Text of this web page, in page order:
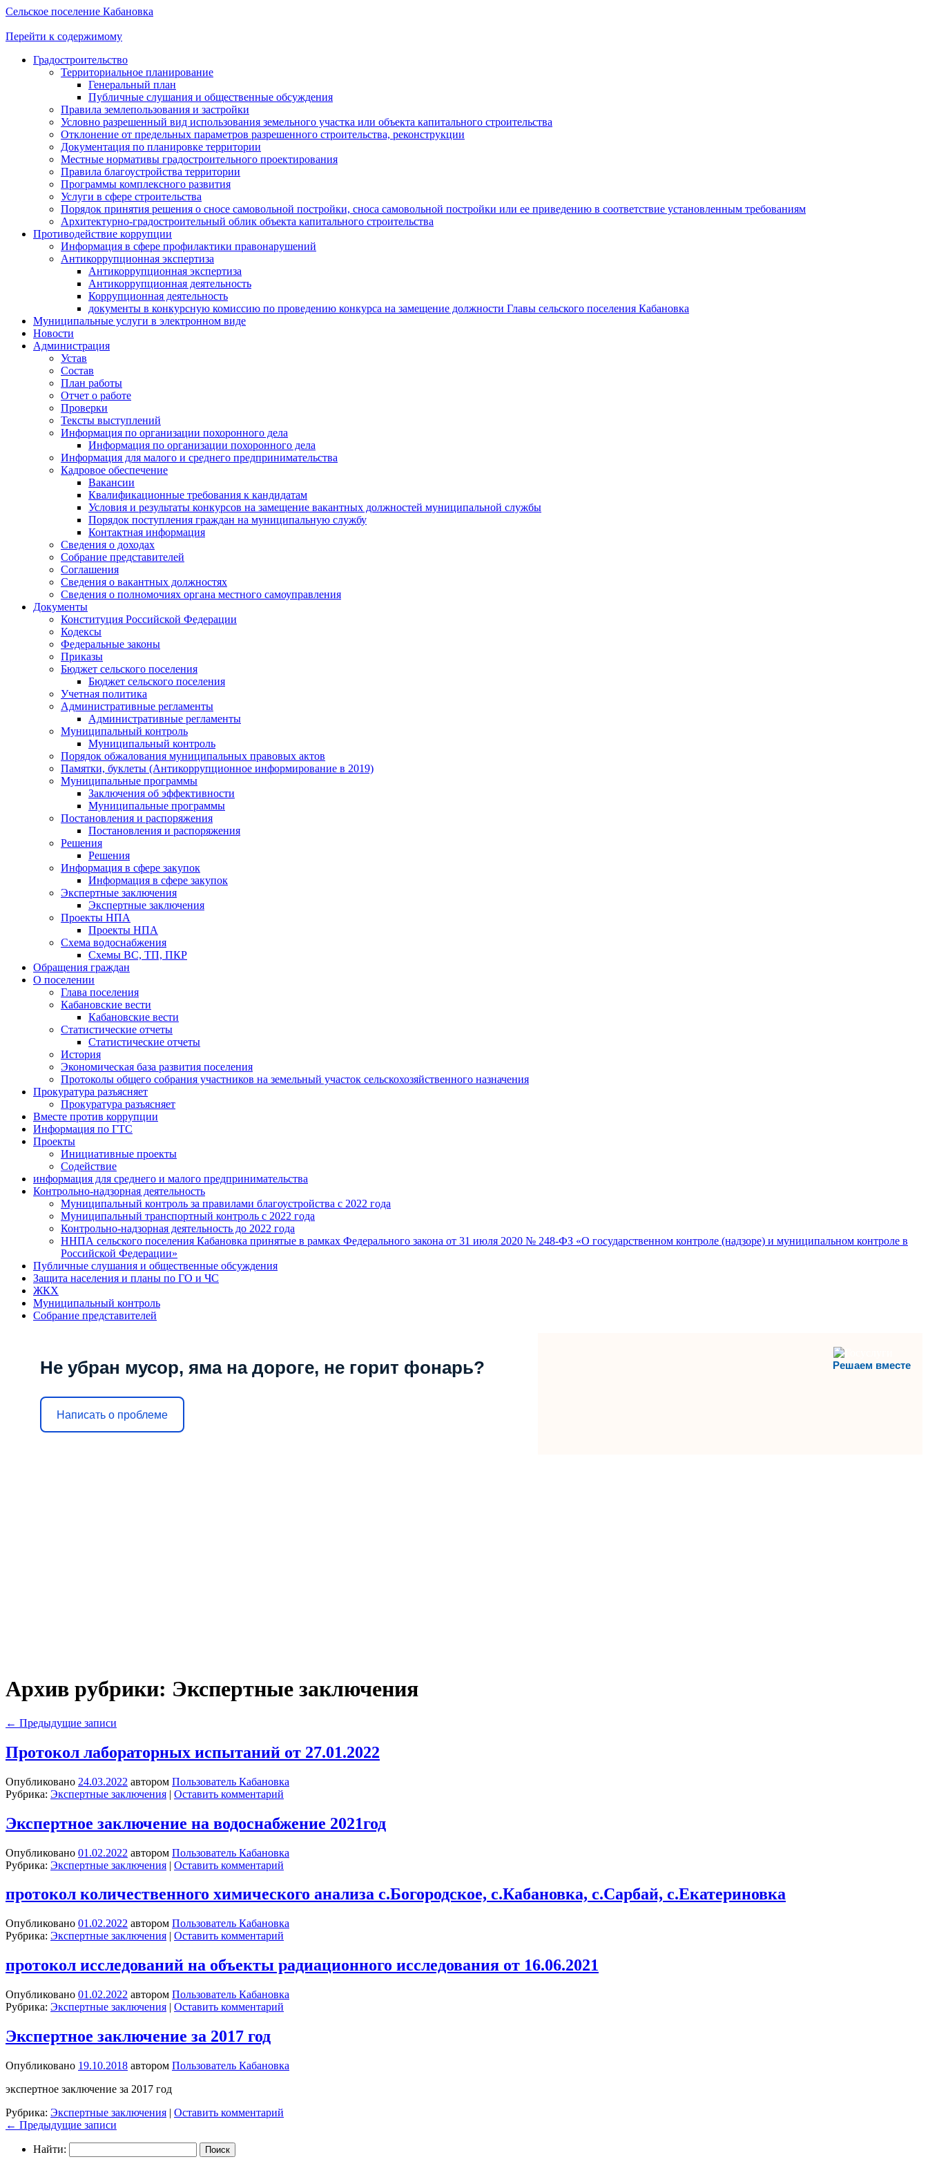
Сельское поселение Кабановка
Перейти к содержимому
Градостроительство
Территориальное планирование
Генеральный план
Публичные слушания и общественные обсуждения
Правила землепользования и застройки
Условно разрешенный вид использования земельного участка или объекта капитального строительства
Отклонение от предельных параметров разрешенного строительства, реконструкции
Документация по планировке территории
Местные нормативы градостроительного проектирования
Правила благоустройства территории
Программы комплексного развития
Услуги в сфере строительства
Порядок принятия решения о сносе самовольной постройки, сноса самовольной постройки или ее приведению в соответствие установленным требованиям
Архитектурно-градостроительный облик объекта капитального строительства
Противодействие коррупции
Информация в сфере профилактики правонарушений
Антикоррупционная экспертиза
Антикоррупционная экспертиза
Антикоррупционная деятельность
Коррупционная деятельность
документы в конкурсную комиссию по проведению конкурса на замещение должности Главы сельского поселения Кабановка
Муниципальные услуги в электронном виде
Новости
Администрация
Устав
Состав
План работы
Отчет о работе
Проверки
Тексты выступлений
Информация по организации похоронного дела
Информация по организации похоронного дела
Информация для малого и среднего предпринимательства
Кадровое обеспечение
Вакансии
Квалификационные требования к кандидатам
Условия и результаты конкурсов на замещение вакантных должностей муниципальной службы
Порядок поступления граждан на муниципальную службу
Контактная информация
Сведения о доходах
Собрание представителей
Соглашения
Сведения о вакантных должностях
Сведения о полномочиях органа местного самоуправления
Документы
Конституция Российской Федерации
Кодексы
Федеральные законы
Приказы
Бюджет сельского поселения
Бюджет сельского поселения
Учетная политика
Административные регламенты
Административные регламенты
Муниципальный контроль
Муниципальный контроль
Порядок обжалования муниципальных правовых актов
Памятки, буклеты (Антикоррупционное информирование в 2019)
Муниципальные программы
Заключения об эффективности
Муниципальные программы
Постановления и распоряжения
Постановления и распоряжения
Решения
Решения
Информация в сфере закупок
Информация в сфере закупок
Экспертные заключения
Экспертные заключения
Проекты НПА
Проекты НПА
Схема водоснабжения
Схемы ВС, ТП, ПКР
Обращения граждан
О поселении
Глава поселения
Кабановские вести
Кабановские вести
Статистические отчеты
Статистические отчеты
История
Экономическая база развития поселения
Протоколы общего собрания участников на земельный участок сельскохозяйственного назначения
Прокуратура разъясняет
Прокуратура разъясняет
Вместе против коррупции
Информация по ГТС
Проекты
Инициативные проекты
Содействие
информация для среднего и малого предпринимательства
Контрольно-надзорная деятельность
Муниципальный контроль за правилами благоустройства с 2022 года
Муниципальный транспортный контроль с 2022 года
Контрольно-надзорная деятельность до 2022 года
ННПА сельского поселения Кабановка принятые в рамках Федерального закона от 31 июля 2020 № 248-ФЗ «О государственном контроле (надзоре) и муниципальном контроле в
Российской Федерации»
Публичные слушания и общественные обсуждения
Защита населения и планы по ГО и ЧС
ЖКХ
Муниципальный контроль
Собрание представителей
Решаем вместе
Не убран мусор, яма на дороге, не горит фонарь?
Написать о проблеме
Архив рубрики: Экспертные заключения
← Предыдущие записи
Протокол лабораторных испытаний от 27.01.2022
Опубликовано 24.03.2022 автором Пользователь Кабановка
Рубрика: Экспертные заключения | Оставить комментарий
Экспертное заключение на водоснабжение 2021год
Опубликовано 01.02.2022 автором Пользователь Кабановка
Рубрика: Экспертные заключения | Оставить комментарий
протокол количественного химического анализа с.Богородское, с.Кабановка, с.Сарбай, с.Екатериновка
Опубликовано 01.02.2022 автором Пользователь Кабановка
Рубрика: Экспертные заключения | Оставить комментарий
протокол исследований на объекты радиационного исследования от 16.06.2021
Опубликовано 01.02.2022 автором Пользователь Кабановка
Рубрика: Экспертные заключения | Оставить комментарий
Экспертное заключение за 2017 год
Опубликовано 19.10.2018 автором Пользователь Кабановка
экспертное заключение за 2017 год
Рубрика: Экспертные заключения | Оставить комментарий
← Предыдущие записи
Найти: